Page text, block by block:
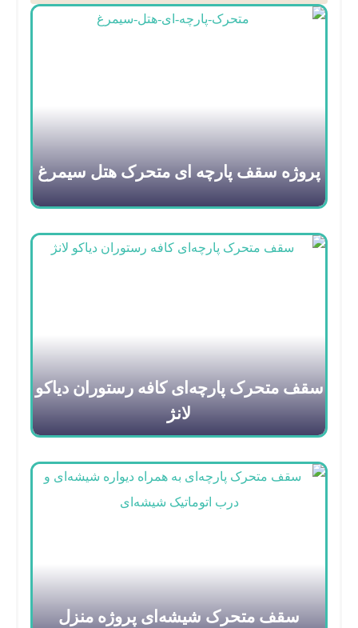
پروژه سقف پارچه ای متحرک هتل سیمرغ
سقف متحرک پارچه‌ای کافه رستوران دیاکو
لانژ
سقف متحرک شیشه‌ای پروژه منزل